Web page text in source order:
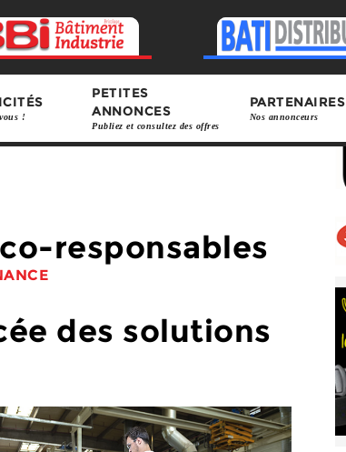
!
PETITES
ANNONCES
Publiez et consultez des offres
PARTENAIRES
Nos annonceurs
responsables
des solutions